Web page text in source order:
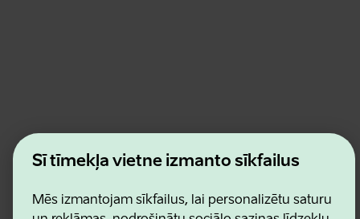
Šī tīmekļa vietne izmanto sīkfailus
Mēs izmantojam sīkfailus, lai personalizētu saturu
Estonian Business and Innovation Agency
Kontakti
Lietošanas noteikumi